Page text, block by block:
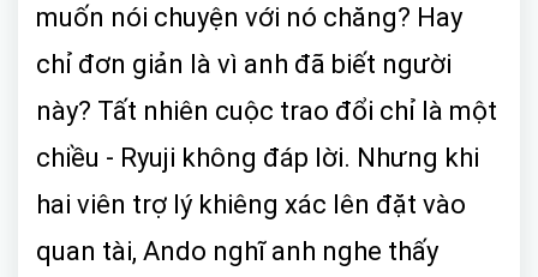
muốn nói chuyện với nó chăng? Hay
chỉ đơn giản là vì anh đã biết người
này? Tất nhiên cuộc trao đổi chỉ là một
chiều - Ryuji không đáp lời. Nhưng khi
hai viên trợ lý khiêng xác lên đặt vào
quan tài, Ando nghĩ anh nghe thấy